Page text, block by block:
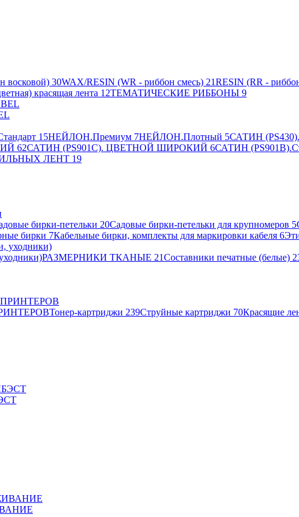
восковой) 30WAX/RESIN (WR - риббон смесь) 21RESIN (RR -
красящая лента 12ТЕМАТИЧЕСКИЕ РИББОНЫ 9
15НЕЙЛОН.Премиум 7НЕЙЛОН.Плотный 5САТИН
62САТИН (PS901C). ЦВЕТНОЙ ШИРОКИЙ 6САТИН
ЛЕНТ 19
бирки-петельки 20Садовые бирки-петельки для крупномеров 5
бирки 7Кабельные бирки, комплекты для маркировки кабеля 6
РАЗМЕРНИКИ ТКАНЫЕ 21Составники печатные (белые)
Тонер-картриджи 239Струйные картриджи 70Красящие